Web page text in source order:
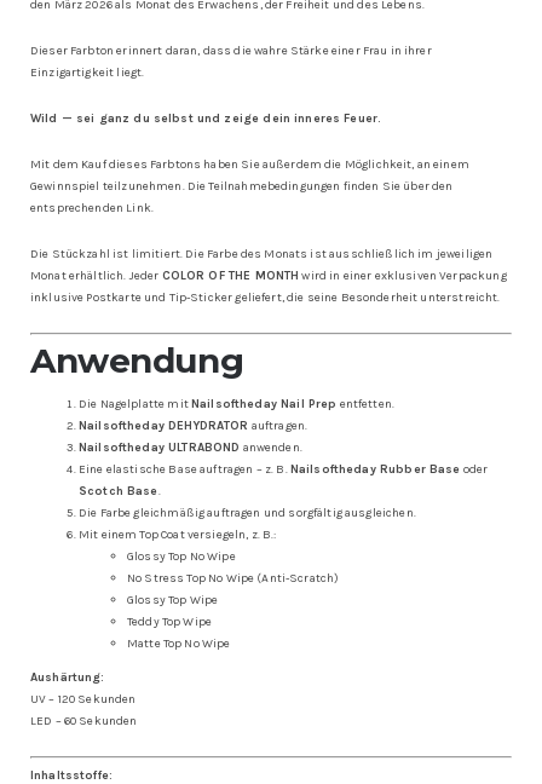
den März 2026 als Monat des Erwachens, der Freiheit und des Lebens.
Dieser Farbton erinnert daran, dass die wahre Stärke einer Frau in ihrer
Einzigartigkeit liegt.
Wild — sei ganz du selbst und zeige dein inneres Feuer.
Mit dem Kauf dieses Farbtons haben Sie außerdem die Möglichkeit, an einem
Gewinnspiel teilzunehmen. Die Teilnahmebedingungen finden Sie über den
entsprechenden Link.
Die Stückzahl ist limitiert. Die Farbe des Monats ist ausschließlich im jeweiligen
Monat erhältlich. Jeder COLOR OF THE MONTH wird in einer exklusiven Verpackung
inklusive Postkarte und Tip-Sticker geliefert, die seine Besonderheit unterstreicht.
Anwendung
Die Nagelplatte mitNailsoftheday Nail Prep entfetten.
Nailsoftheday DEHYDRATOR auftragen.
Nailsoftheday ULTRABOND anwenden.
Eine elastische Base auftragen – z. B.Nailsoftheday Rubber Base oder
Scotch Base.
Die Farbe gleichmäßig auftragen und sorgfältig ausgleichen.
Mit einem Top Coat versiegeln, z. B.:
Glossy Top No Wipe
No Stress Top No Wipe (Anti-Scratch)
Glossy Top Wipe
Teddy Top Wipe
Matte Top No Wipe
Aushärtung:
UV – 120 Sekunden
LED – 60 Sekunden
Inhaltsstoffe: